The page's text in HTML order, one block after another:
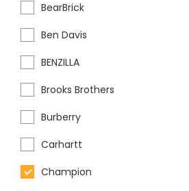
BearBrick
Ben Davis
BENZILLA
Brooks Brothers
Burberry
Carhartt
Champion